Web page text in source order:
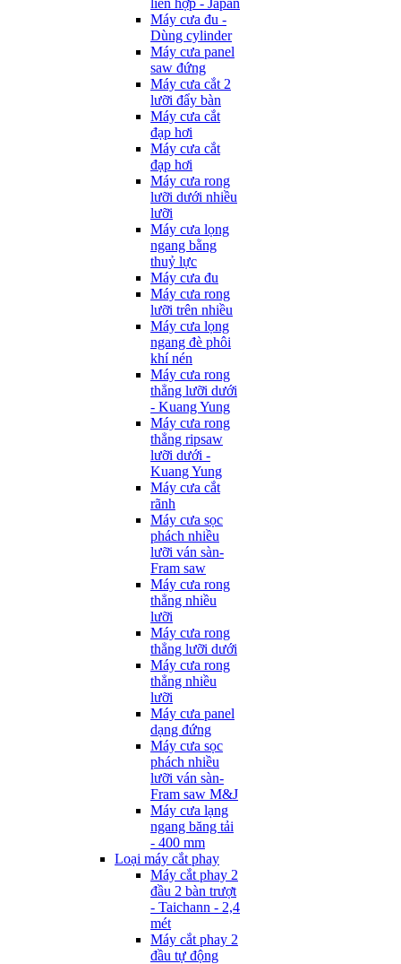
liên hợp - Japan
Máy cưa đu -
Dùng cylinder
Máy cưa panel
saw đứng
Máy cưa cắt 2
lưỡi đẩy bàn
Máy cưa cắt
đạp hơi
Máy cưa cắt
đạp hơi
Máy cưa rong
lưỡi dưới nhiều
lưỡi
Máy cưa lọng
ngang bằng
thuỷ lực
Máy cưa đu
Máy cưa rong
lưỡi trên nhiều
Máy cưa lọng
ngang đè phôi
khí nén
Máy cưa rong
thẳng lưỡi dưới
- Kuang Yung
Máy cưa rong
thẳng ripsaw
lưỡi dưới -
Kuang Yung
Máy cưa cắt
rãnh
Máy cưa sọc
phách nhiều
lưỡi ván sàn-
Fram saw
Máy cưa rong
thẳng nhiều
lưỡi
Máy cưa rong
thẳng lưỡi dưới
Máy cưa rong
thẳng nhiều
lưỡi
Máy cưa panel
dạng đứng
Máy cưa sọc
phách nhiều
lưỡi ván sàn-
Fram saw M&J
Máy cưa lạng
ngang băng tải
- 400 mm
Loại máy cắt phay
Máy cắt phay 2
đầu 2 bàn trượt
- Taichann - 2,4
mét
Máy cắt phay 2
đầu tự động